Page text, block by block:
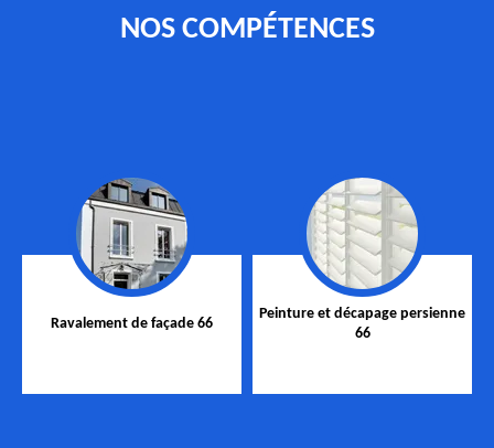
NOS COMPÉTENCES
Ravalement de façade 66
Peinture et décapage persienne
66